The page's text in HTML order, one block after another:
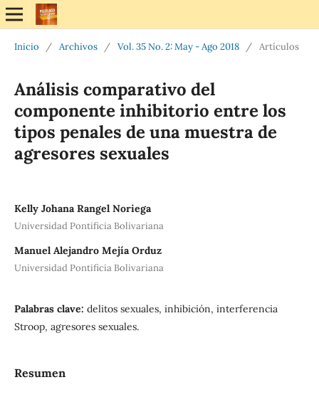
Inicio / Archivos / Vol. 35 No. 2: May - Ago 2018 / Artículos
Análisis comparativo del
componente inhibitorio entre los
tipos penales de una muestra de
agresores sexuales
Kelly Johana Rangel Noriega
Universidad Pontificia Bolivariana
Manuel Alejandro Mejía Orduz
Universidad Pontificia Bolivariana
Palabras clave: delitos sexuales, inhibición, interferencia
Stroop, agresores sexuales.
Resumen